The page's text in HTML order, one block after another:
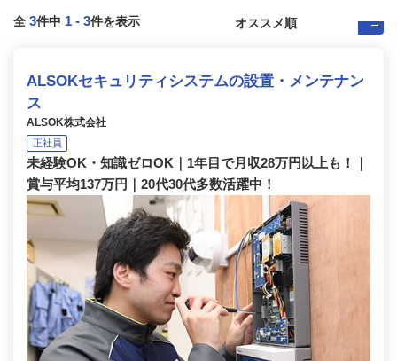
全 3件中 1 - 3件を表示
ALSOKセキュリティシステムの設置・メンテナン
ス
ALSOK株式会社
正社員
未経験OK・知識ゼロOK｜1年目で月収28万円以上も！｜
賞与平均137万円｜20代30代多数活躍中！